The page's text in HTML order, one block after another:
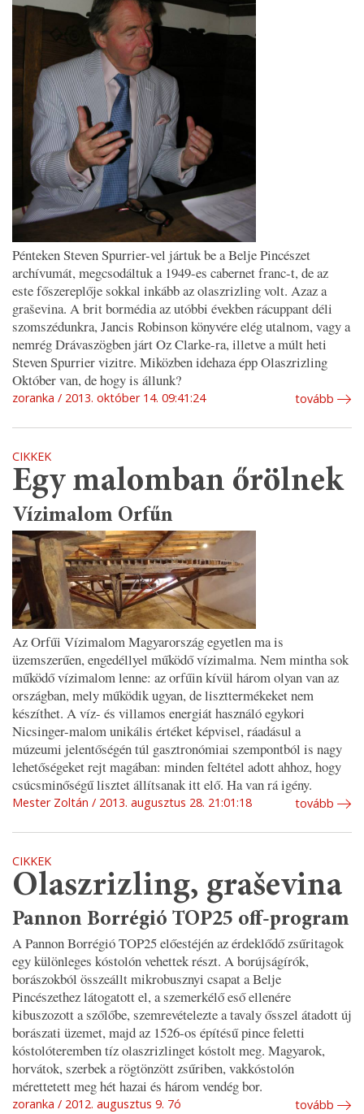
Pénteken Steven Spurrier-vel jártuk be a Belje Pincészet
archívumát, megcsodáltuk a 1949-es cabernet franc-t, de az
este főszereplője sokkal inkább az olaszrizling volt. Azaz a
graševina. A brit bormédia az utóbbi években rácuppant déli
szomszédunkra, Jancis Robinson könyvére elég utalnom, vagy a
nemrég Drávaszögben járt Oz Clarke-ra, illetve a múlt heti
Steven Spurrier vizitre. Miközben idehaza épp Olaszrizling
Október van, de hogy is állunk?
zoranka 2013. október 14. 09:41:24 tovább
CIKKEK
Egy malomban őrölnek
Vízimalom Orfűn
Az Orfűi Vízimalom Magyarország egyetlen ma is
üzemszerűen, engedéllyel működő vízimalma. Nem mintha sok
működő vízimalom lenne: az orfűin kívül három olyan van az
országban, mely működik ugyan, de liszttermékeket nem
készíthet. A víz- és villamos energiát használó egykori
Nicsinger-malom unikális értéket képvisel, ráadásul a
múzeumi jelentőségén túl gasztronómiai szempontból is nagy
lehetőségeket rejt magában: minden feltétel adott ahhoz, hogy
csúcsminőségű lisztet állítsanak itt elő. Ha van rá igény.
Mester Zoltán 2013. augusztus 28. 21:01:18 tovább
CIKKEK
Olaszrizling, graševina
Pannon Borrégió TOP25 off-program
A Pannon Borrégió TOP25 előestéjén az érdeklődő zsűritagok
egy különleges kóstolón vehettek részt. A borújságírók,
borászokból összeállt mikrobusznyi csapat a Belje
Pincészethez látogatott el, a szemerkélő eső ellenére
kibuszozott a szőlőbe, szemrevételezte a tavaly ősszel átadott új
borászati üzemet, majd az 1526-os építésű pince feletti
kóstolóteremben tíz olaszrizlinget kóstolt meg. Magyarok,
horvátok, szerbek a rögtönzött zsűriben, vakkóstolón
mérettetett meg hét hazai és három vendég bor.
zoranka 2012. augusztus 9. 7ó tovább